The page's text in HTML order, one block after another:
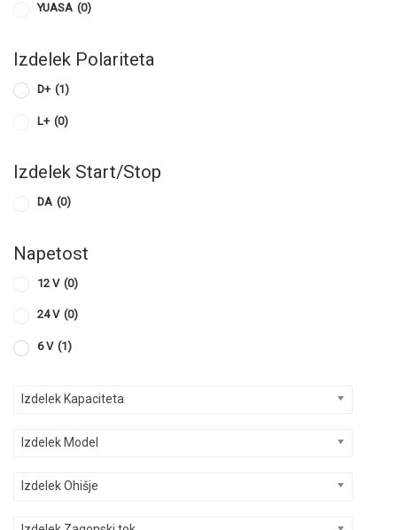
YUASA (0)
Izdelek Polariteta
D+ (1)
L+ (0)
Izdelek Start/Stop
DA (0)
Napetost
12 V (0)
24 V (0)
6 V (1)
Izdelek Kapaciteta
Izdelek Model
Izdelek Ohišje